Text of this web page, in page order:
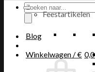
Producten
zoeken
Blog
Winkelwagen /€
Feestartikelen